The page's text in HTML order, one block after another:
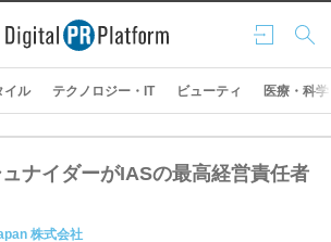
ログ
イン
検索
イル テクノロジー・IT ビューティ 医療・科学
ナイダーがIASの最高経営責任者
株式会社